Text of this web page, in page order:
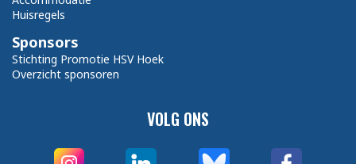
VOLG ONS
Huisregels
Sponsors
Stichting Promotie HSV Hoek
Overzicht sponsoren